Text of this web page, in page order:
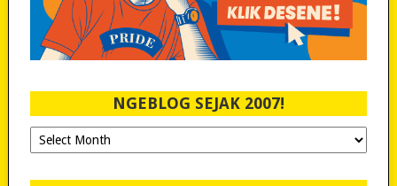
NGEBLOG SEJAK 2007!
Ngeblog
Sejak